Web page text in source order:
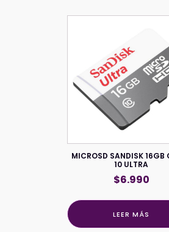
MICROSD SANDISK 16GB
10 ULTRA
$6.990
LEER MÁS